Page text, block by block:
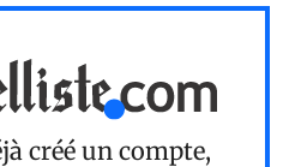
créé un compte,